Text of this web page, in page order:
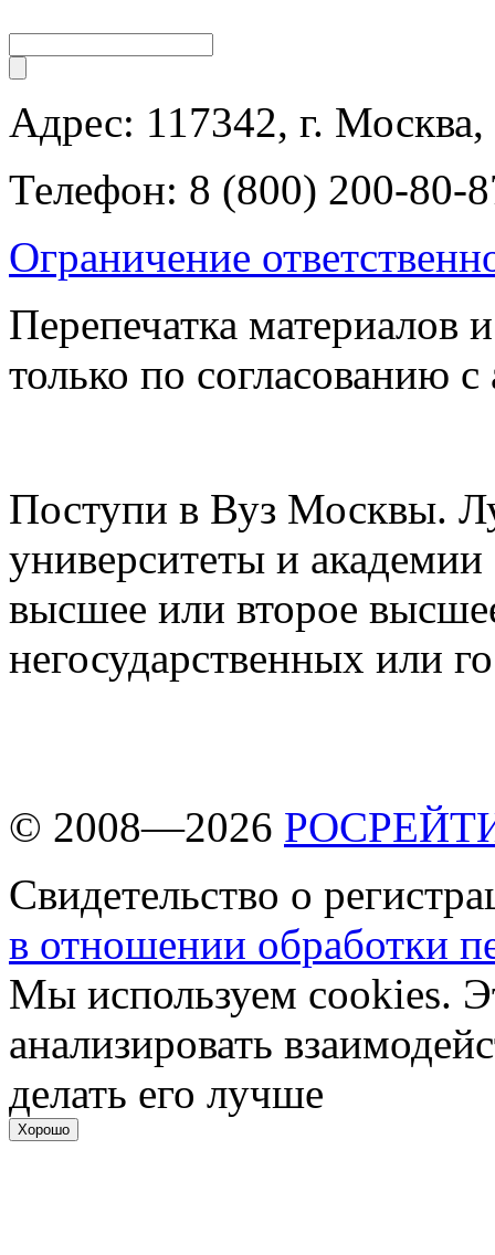
Адрес: 117342, г.
Телефон: 8 (800) 200-80-
Ограничение
Перепечатка материалов
только по согласованию
Поступи в Вуз Москвы.
университеты и
высшее или второе
негосударственных или
© 2008—2026
Свидетельство о
в отношении обработки
Мы используем cookies.
анализировать
делать его лучше
Хорошо